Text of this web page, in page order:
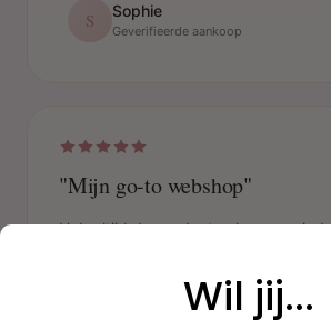
S Sophie
Geverifieerde aankoop
"Mijn go-to webshop"
Heb altijd de producten kunnen
Wil jij...